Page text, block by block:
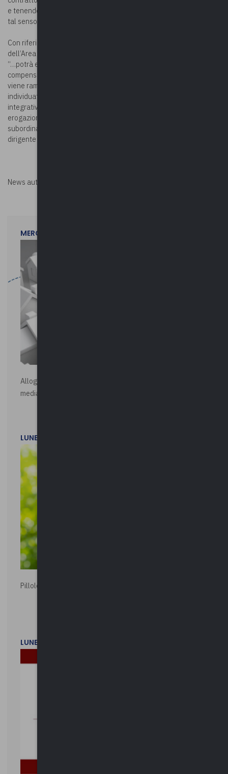
e tenendo presente che non sussiste alcun obbligo contrattuale in
tal senso.
Con riferimento ai CCNL vigenti 2016-2018 per la sezione PTA
dell’Area Funzioni Locali, oltre ad evidenziare che nel primo si dice
“…potrà essere compensato..” e nel secondo si dice “…è
compensato…” con una quota in più di retribuzione di risultato,
viene rammentato che l’ammontare di tale quota in più è
individuato nel rispetto delle relazioni sindacali di contrattazione
integrativa richiamate dalle rispettive norme e che l’effettiva
erogazione della suddetta quota in più sarà comunque
subordinata all’esito della valutazione del risultato conseguito dal
dirigente nell’espletamento dell’incarico ad interim affidatogli.
News autorizzata da
MERCOLEDì 29 LUGLIO 2026
Alloggi di Edilizia Residenziale Pubblica - Vendita all'asta
mediante procedura asincrona telematica
LUNEDì 20 LUGLIO 2026
Pillole ambientali | 2026
LUNEDì 2 FEBBRAIO 2026